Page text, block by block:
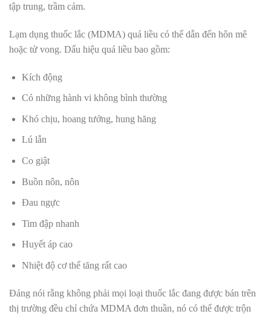
tập trung, trầm cảm.
Lạm dụng thuốc lắc (MDMA) quá liều có thể dẫn đến hôn mê
hoặc tử vong. Dấu hiệu quá liều bao gồm:
Kích động
Có những hành vi không bình thường
Khó chịu, hoang tưởng, hung hăng
Lú lẫn
Co giật
Buồn nôn, nôn
Đau ngực
Tim đập nhanh
Huyết áp cao
Nhiệt độ cơ thể tăng rất cao
Đáng nói rằng không phải mọi loại thuốc lắc đang được bán trên
thị trường đều chỉ chứa MDMA đơn thuần, nó có thể được trộn